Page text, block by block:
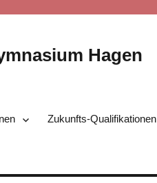
Hagen
Zukunfts-Qualifikationen